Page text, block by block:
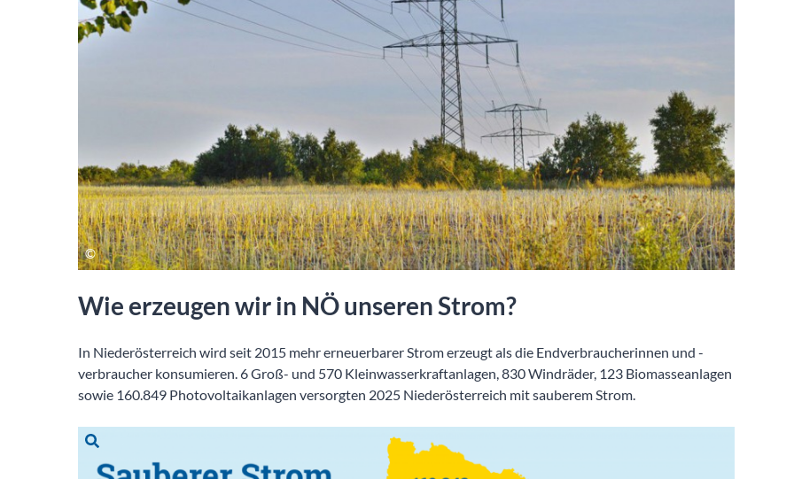
Wie erzeugen wir in NÖ unseren Strom?
In Niederösterreich wird seit 2015 mehr erneuerbarer Strom erzeugt als die Endverbraucherinnen und -
verbraucher konsumieren. 6 Groß- und 570 Kleinwasserkraftanlagen, 830 Windräder, 123 Biomasseanlagen
sowie 160.849 Photovoltaikanlagen versorgten 2025 Niederösterreich mit sauberem Strom.